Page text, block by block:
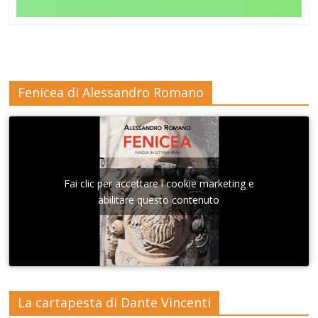
Fenicea di Alessandro Romano
Fai clic per accettare i cookie marketing e
abilitare questo contenuto
La cartapesta di Dante Vincenti